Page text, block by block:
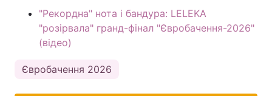
"Рекордна" нота і бандура: LELEKA
"розірвала" гранд-фінал "Євробачення-2026"
(відео)
Євробачення 2026